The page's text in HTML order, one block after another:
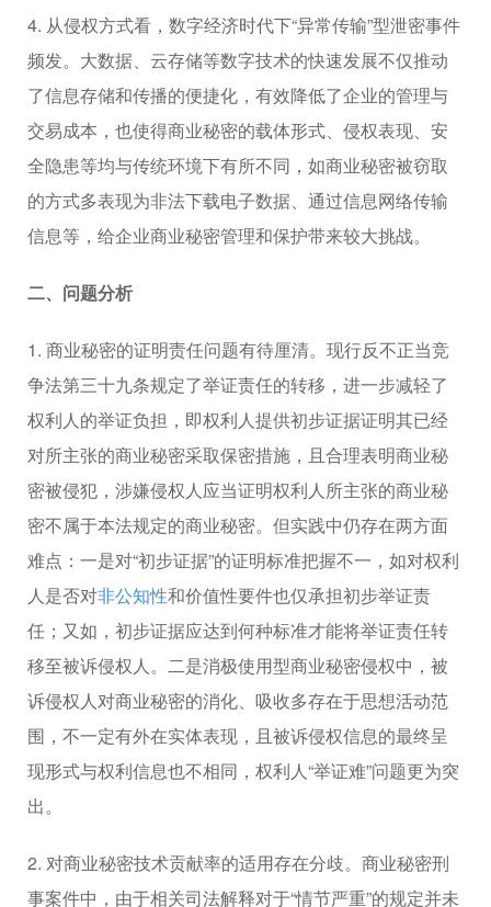
4. 从侵权方式看，数字经济时代下“异常传输”型泄密事件
频发。大数据、云存储等数字技术的快速发展不仅推动
了信息存储和传播的便捷化，有效降低了企业的管理与
交易成本，也使得商业秘密的载体形式、侵权表现、安
全隐患等均与传统环境下有所不同，如商业秘密被窃取
的方式多表现为非法下载电子数据、通过信息网络传输
信息等，给企业商业秘密管理和保护带来较大挑战。
二、问题分析
1. 商业秘密的证明责任问题有待厘清。现行反不正当竞
争法第三十九条规定了举证责任的转移，进一步减轻了
权利人的举证负担，即权利人提供初步证据证明其已经
对所主张的商业秘密采取保密措施，且合理表明商业秘
密被侵犯，涉嫌侵权人应当证明权利人所主张的商业秘
密不属于本法规定的商业秘密。但实践中仍存在两方面
难点：一是对“初步证据”的证明标准把握不一，如对权利
人是否对非公知性和价值性要件也仅承担初步举证责
任；又如，初步证据应达到何种标准才能将举证责任转
移至被诉侵权人。二是消极使用型商业秘密侵权中，被
诉侵权人对商业秘密的消化、吸收多存在于思想活动范
围，不一定有外在实体表现，且被诉侵权信息的最终呈
现形式与权利信息也不相同，权利人“举证难”问题更为突
出。
2. 对商业秘密技术贡献率的适用存在分歧。商业秘密刑
事案件中，由于相关司法解释对于“情节严重”的规定并未